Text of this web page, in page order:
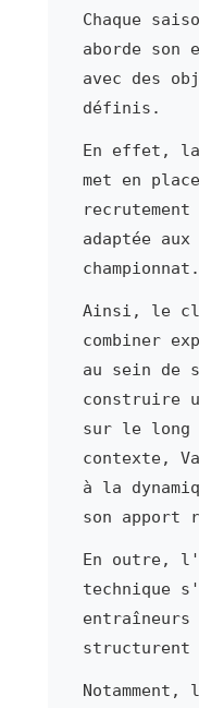
Chaque
aborde son
avec des
définis.
En effet,
met en
adaptée
championnat.
Ainsi, le
combiner
au sein de
construire
sur le long
contexte,
à la
son apport
En outre,
technique
entraîneurs